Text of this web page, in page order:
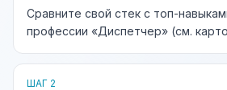
Сравните свой стек с топ-
профессии «Диспетчер» (см.
ШАГ 2